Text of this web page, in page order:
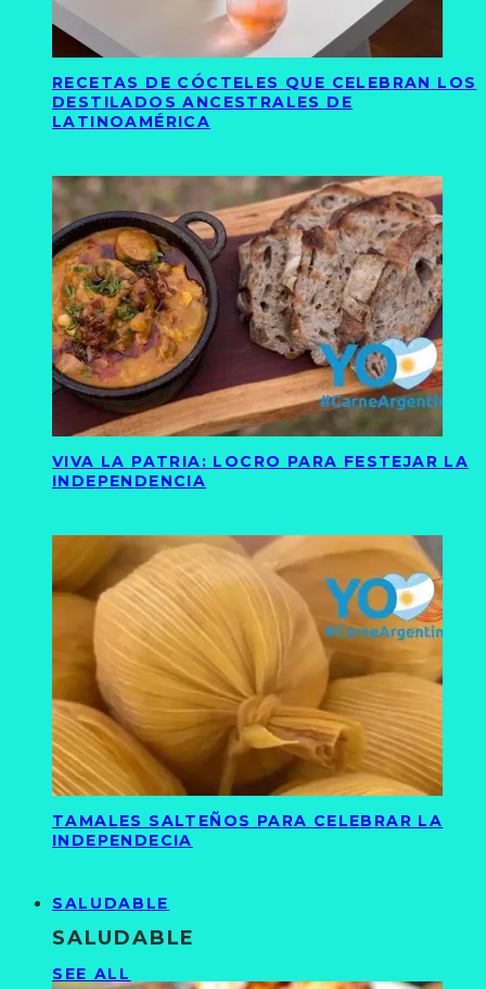
RECETAS DE CÓCTELES QUE CELEBRAN LOS
DESTILADOS ANCESTRALES DE
LATINOAMÉRICA
VIVA LA PATRIA: LOCRO PARA FESTEJAR LA
INDEPENDENCIA
TAMALES SALTEÑOS PARA CELEBRAR LA
INDEPENDECIA
SALUDABLE
SALUDABLE
SEE ALL